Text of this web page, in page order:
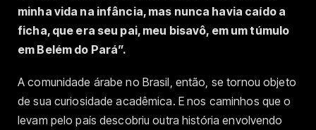
minha vida na infância, mas nunca havia caído a
ficha, que era seu pai, meu bisavô, em um túmulo
em Belém do Pará”.
A comunidade árabe no Brasil, então, se tornou objeto
de sua curiosidade acadêmica. E nos caminhos que o
levam pelo país descobriu outra história envolvendo